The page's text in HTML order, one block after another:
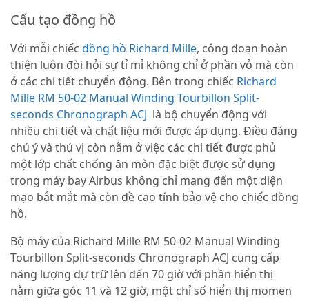
Cấu tạo đồng hồ
Với mỗi chiếc đồng hồ Richard Mille, công đoạn hoàn
thiện luôn đòi hỏi sự tỉ mỉ không chỉ ở phần vỏ mà còn
ở các chi tiết chuyển động. Bên trong chiếc Richard
Mille RM 50-02 Manual Winding Tourbillon Split-
seconds Chronograph ACJ là bộ chuyển động với
nhiều chi tiết và chất liệu mới được áp dụng. Điều đáng
chú ý và thú vị còn nằm ở việc các chi tiết được phủ
một lớp chất chống ăn mòn đặc biệt được sử dụng
trong máy bay Airbus không chỉ mang đến một diện
mạo bắt mắt mà còn đề cao tính bảo vệ cho chiếc đồng
hồ.
Bộ máy của Richard Mille RM 50-02 Manual Winding
Tourbillon Split-seconds Chronograph ACJ cung cấp
năng lượng dự trữ lên đến 70 giờ với phần hiển thị
nằm giữa góc 11 và 12 giờ, một chỉ số hiển thị momen